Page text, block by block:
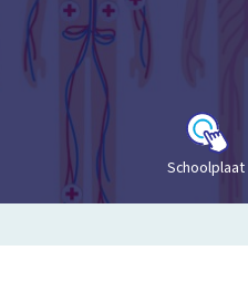
Schoolplaat